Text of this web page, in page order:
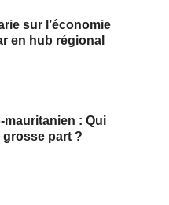
sur l’économie
en hub régional
mauritanien : Qui
grosse part ?